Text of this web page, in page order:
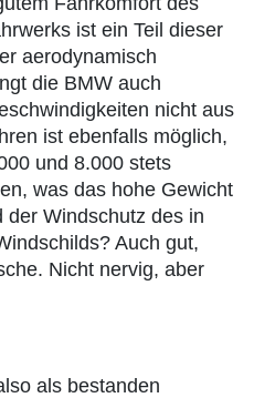
ist ein Teil dieser
aerodynamisch
die BMW auch
nicht aus
ist ebenfalls möglich,
und 8.000 stets
was das hohe Gewicht
der Windschutz des in
Auch gut,
Nicht nervig, aber
als bestanden